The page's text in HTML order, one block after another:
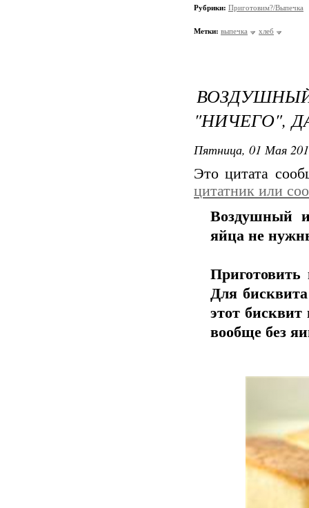
Рубрики: Приготовим?/Выпечка
Метки: выпечка хлеб
"НИЧЕГО",
Пятница, 01 Мая
Это цитата
цитатник или
Воздушный
яйца не
Для
этот
вообще без